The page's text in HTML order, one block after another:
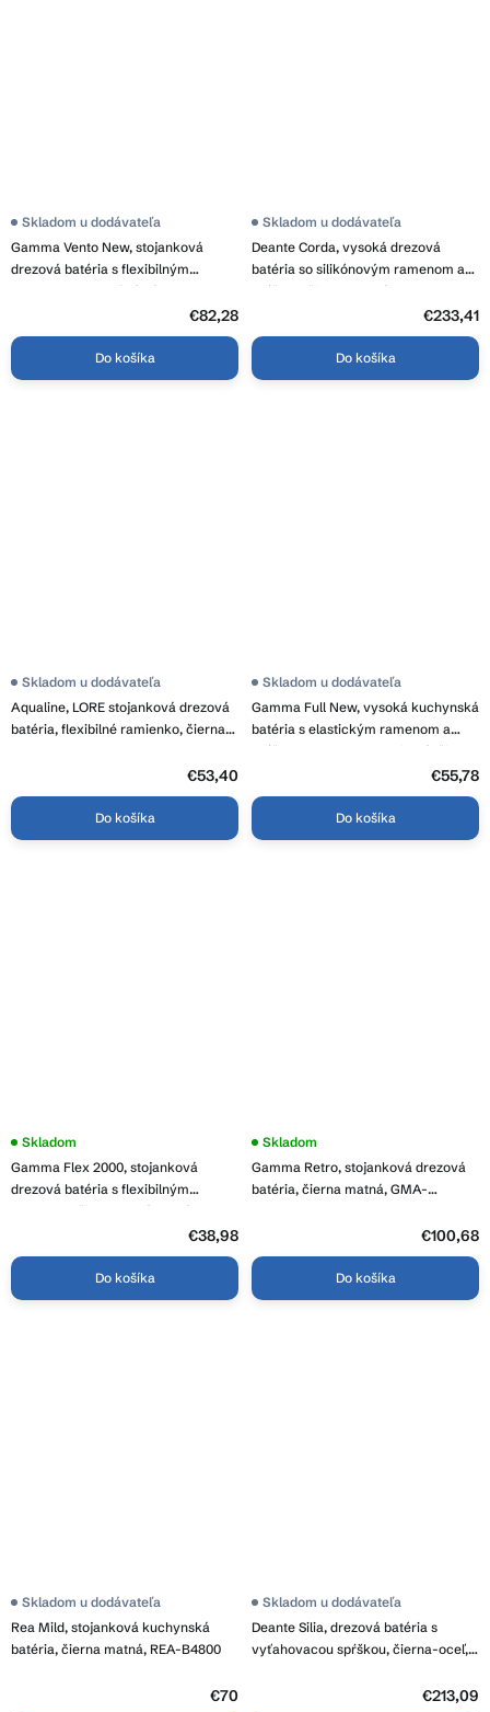
Gamma Vento New, stojanková
drezová batéria s flexibilným
ramenom, 2-funkčný výtok,
grafitová matná, GMA-BVONK-GG
Skladom u dodávateľa
€82,28
Do košíka
Deante Corda, vysoká drezová
batéria so silikónovým ramenom a
spŕškou, čierna matná, DEA-
Skladom u dodávateľa
€233,41
Do košíka
Aqualine, LORE stojanková drezová
batéria, flexibilné ramienko, čierna
Skladom u dodávateľa
€53,40
Do košíka
Gamma Full New, vysoká kuchynská
batéria s elastickým ramenom a
spŕškou h-485 mm, grafitová-čierna
Skladom u dodávateľa
€55,78
Do košíka
Gamma Flex 2000, stojanková
drezová batéria s flexibilným
ramenom, čierna-zlatá lesklá, GMA-
Skladom
€38,98
Do košíka
Gamma Retro, stojanková drezová
batéria, čierna matná, GMA-
Skladom
€100,68
Do košíka
Rea Mild, stojanková kuchynská
batéria, čierna matná, REA-B4800
Skladom u dodávateľa
€70
Deante Silia, drezová batéria s
vyťahovacou spŕškou, čierna-oceľ,
Skladom u dodávateľa
€213,09